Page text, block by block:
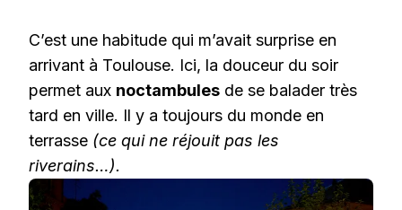
C’est une habitude qui m’avait surprise en
arrivant à Toulouse. Ici, la douceur du soir
permet aux noctambules de se balader très
tard en ville. Il y a toujours du monde en
terrasse (ce qui ne réjouit pas les
riverains…).